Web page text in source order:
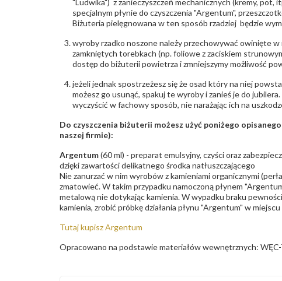
specjalnym płynie do czyszczenia "Argentum",
Biżuteria pielęgnowana w ten sposób rzadziej będzie
wyroby rzadko noszone należy przechowywać owinięte w
zamkniętych torebkach (np. foliowe z zaciskiem
dostęp do biżuterii powietrza i zmniejszymy możliwość
jeżeli jednak spostrzeżesz się że osad który na niej
możesz go usunąć, spakuj te wyroby i zanieś je do
wyczyścić w fachowy sposób, nie narażając ich na
Do czyszczenia biżuterii możesz użyć poniżego
naszej firmie):
Argentum(60 ml) - preparat emulsyjny, czyści oraz
dzięki zawartości delikatnego środka natłuszczającego
Nie zanurzać w nim wyrobów z kamieniami organicznymi
zmatowieć. W takim przypadku namoczoną płynem
metalową nie dotykając kamienia. W wypadku braku
kamienia, zrobić próbkę działania płynu "Argentum" w
Tutaj kupisz Argentum
Opracowano na podstawie materiałów wewnętrznych: